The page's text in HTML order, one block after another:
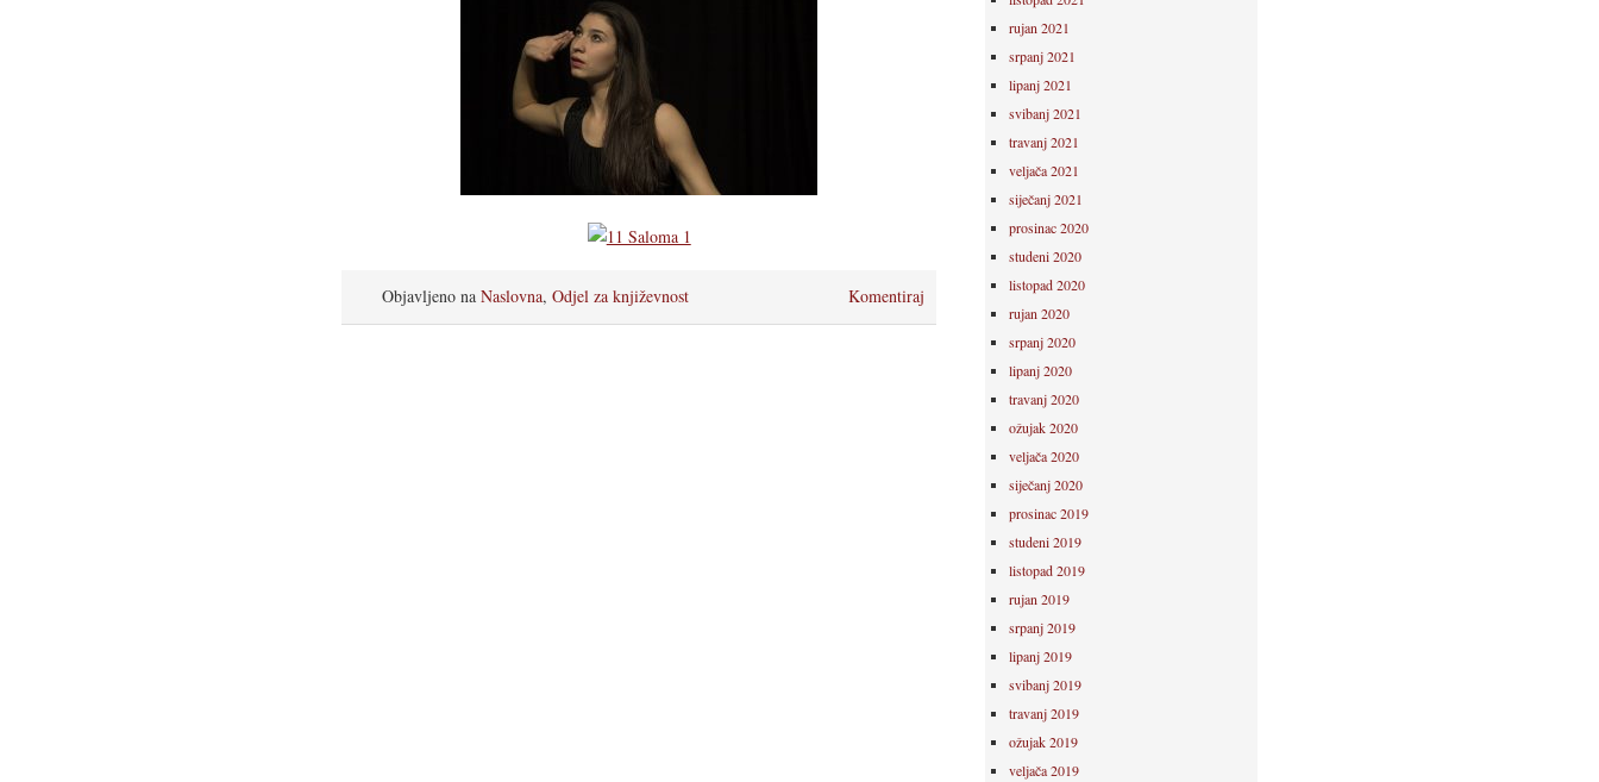
Komentiraj
Objavljeno na Naslovna, Odjel za književnost
rujan 2021
srpanj 2021
lipanj 2021
svibanj 2021
travanj 2021
veljača 2021
siječanj 2021
prosinac 2020
studeni 2020
listopad 2020
rujan 2020
srpanj 2020
lipanj 2020
travanj 2020
ožujak 2020
veljača 2020
siječanj 2020
prosinac 2019
studeni 2019
listopad 2019
rujan 2019
srpanj 2019
lipanj 2019
svibanj 2019
travanj 2019
ožujak 2019
veljača 2019